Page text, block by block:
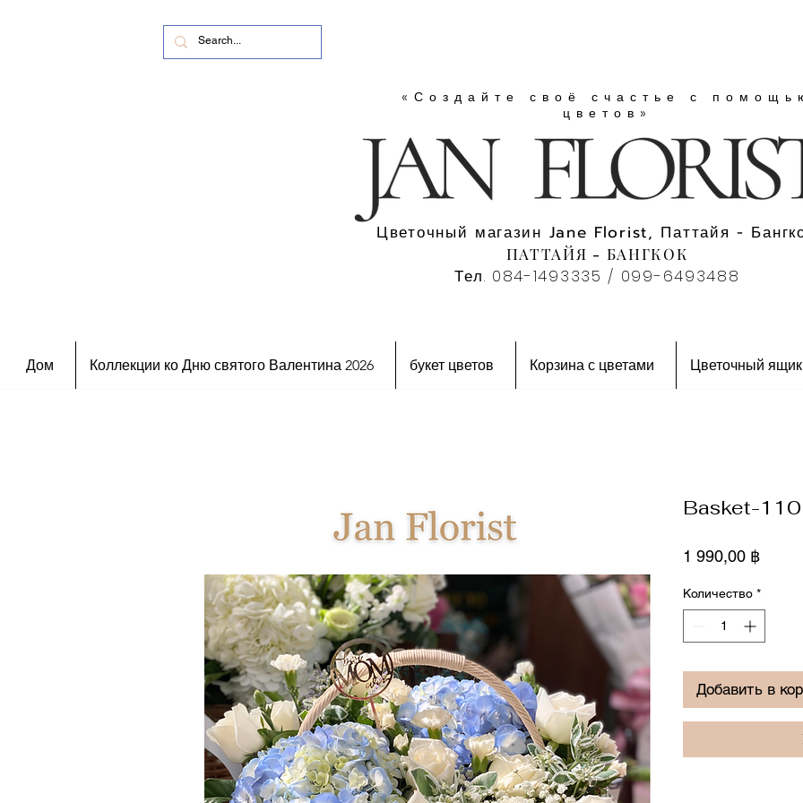
«Создайте своё счастье с
цветов»
Цветочный магазин Jane Florist, Паттайя -
ПАТТАЙЯ - БАНГКОК
Тел. 084-1493335 / 099-6493488
Дом Коллекции ко Дню святого Валентина 2026 букет цветов Корзина с цветами Цветочный ящик
Basket-110
1 990,00 ฿Цена
Количество *
Добавить в